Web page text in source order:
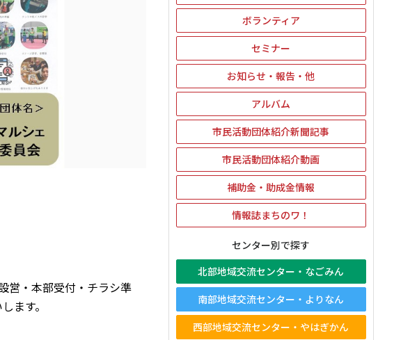
営・本部受付・チラシ準
ます。
ボランティア
セミナー
お知らせ・報告・他
アルバム
市民活動団体紹介新聞記事
市民活動団体紹介動画
補助金・助成金情報
情報誌まちのワ！
センター別で探す
北部地域交流センター・なごみん
南部地域交流センター・よりなん
西部地域交流センター・やはぎかん